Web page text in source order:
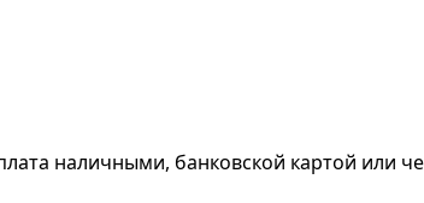
наличными, банковской картой или